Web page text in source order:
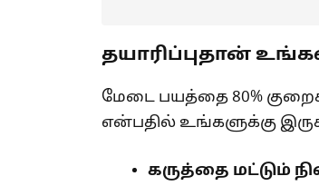
தயாரிப்புதான்
மேடை பயத்தை 80%
என்பதில் உங்களுக்கு
கருத்தை மட்டும்